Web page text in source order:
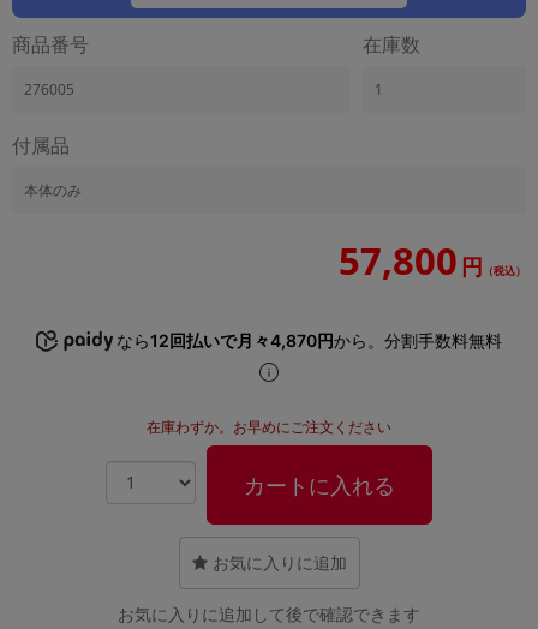
商品番号
276005
在庫数
1
付属品
本体のみ
57,800 円 （税込）
なら12回払いで月々4,870円から。分割手数料無料
在庫わずか。お早めにご注文ください
カートに入れる
お気に入りに追加
お気に入りに追加して後で確認できます
商品の搭載機能による絞り込み
ドライブの絞り込み
ランク
「新品」「未使用」「中古」など
~
~